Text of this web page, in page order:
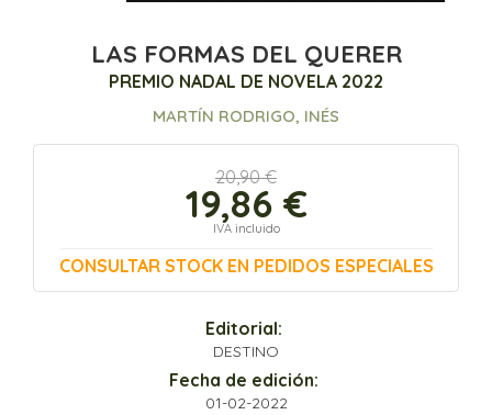
LAS FORMAS DEL QUERER
PREMIO NADAL DE NOVELA 2022
MARTÍN RODRIGO, INÉS
20,90 €
19,86 €
IVA incluido
CONSULTAR STOCK EN PEDIDOS ESPECIALES
Editorial:
DESTINO
Fecha de edición:
01-02-2022